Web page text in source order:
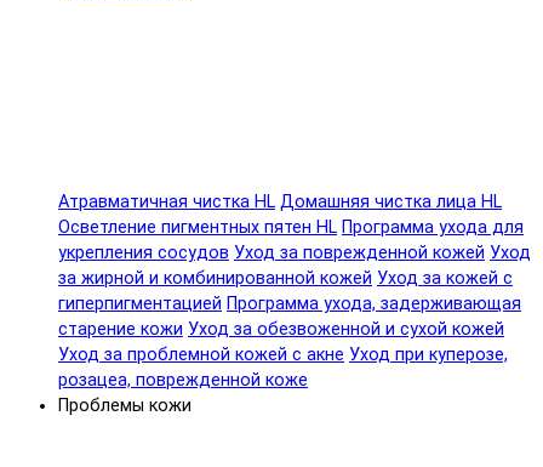
Атравматичная чистка HL Домашняя чистка лица HL
Осветление пигментных пятен HL Программа ухода для
укрепления сосудов Уход за поврежденной кожей Уход
за жирной и комбинированной кожей Уход за кожей с
гиперпигментацией Программа ухода, задерживающая
старение кожи Уход за обезвоженной и сухой кожей
Уход за проблемной кожей с акне Уход при куперозе,
розацеа, поврежденной коже
Проблемы кожи